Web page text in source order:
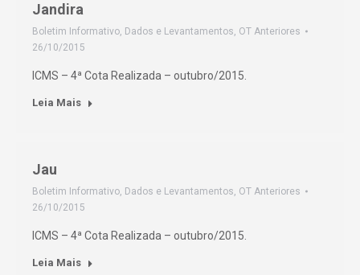
Jandira
Boletim Informativo, Dados e Levantamentos, OT Anteriores
26/10/2015
ICMS – 4ª Cota Realizada – outubro/2015.
Leia Mais
Jau
Boletim Informativo, Dados e Levantamentos, OT Anteriores
26/10/2015
ICMS – 4ª Cota Realizada – outubro/2015.
Leia Mais